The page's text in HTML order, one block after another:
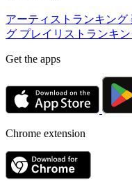
アーティストランキング
グ プレイリストランキ
Get the apps
Chrome extension